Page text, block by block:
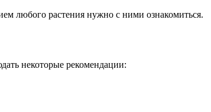
любого растения нужно с ними ознакомиться.
некоторые рекомендации: